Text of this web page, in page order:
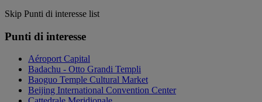
Skip Punti di interesse list
Punti di interesse
Aéroport Capital
Badachu - Otto Grandi Templi
Baoguo Temple Cultural Market
Beijing International Convention Center